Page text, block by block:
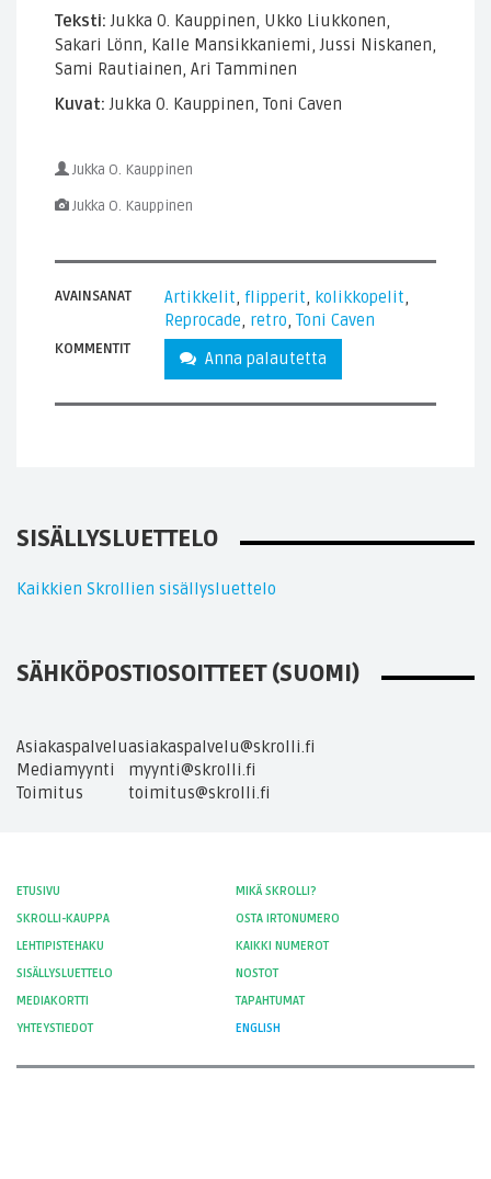
Teksti: Jukka O. Kauppinen, Ukko Liukkonen,
Sakari Lönn, Kalle Mansikkaniemi, Jussi Niskanen,
Sami Rautiainen, Ari Tamminen
Kuvat: Jukka O. Kauppinen, Toni Caven
Jukka O. Kauppinen
Jukka O. Kauppinen
AVAINSANAT Artikkelit, flipperit, kolikkopelit,
Reprocade, retro,Toni Caven
KOMMENTIT Anna palautetta
SISÄLLYSLUETTELO
Kaikkien Skrollien sisällysluettelo
SÄHKÖPOSTIOSOITTEET (SUOMI)
Asiakaspalveluasiakaspalvelu@skrolli.fi
Mediamyynti
myynti@skrolli.fi
Toimitus
toimitus@skrolli.fi
ETUSIVU
MIKÄ SKROLLI?
SKROLLI-KAUPPA
OSTA IRTONUMERO
LEHTIPISTEHAKU
KAIKKI NUMEROT
SISÄLLYSLUETTELO
NOSTOT
MEDIAKORTTI
TAPAHTUMAT
YHTEYSTIEDOT
ENGLISH